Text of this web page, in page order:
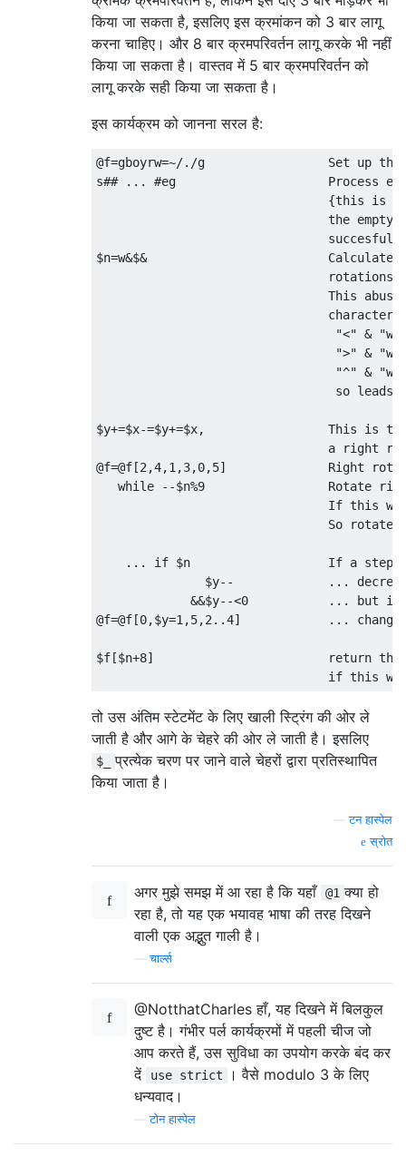
किया जा सकता है, इसलिए इस क्रमांकन को 3 बार लागू
करना चाहिए। और 8 बार क्रमपरिवर्तन लागू करके भी नहीं
किया जा सकता है। वास्तव में 5 बार क्रमपरिवर्तन को
लागू करके सही किया जा सकता है।
इस कार्यक्रम को जानना सरल है:
@f=gboyrw=~/./g                 Set up
s## ... #eg                     Process
{this is
the empty
succesful
$n=w&$&                         Calculate
This
"<" &
">" &
"^" &
so leads
$y+=$x-=$y+=$x,                 This is the
a right
@f=@f[2,4,1,3,0,5]              Right
while --$n%9                 Rotate
If this
So rotate
... if $n                   If a
$y--             ...
&&$y--<0           ... but
@f=@f[0,$y=1,5,2..4]            ... change
$f[$n+8]                        return the
तो उस अंतिम स्टेटमेंट के लिए खाली स्ट्रिंग की ओर ले
जाती है और आगे के चेहरे की ओर ले जाती है। इसलिए
$_
प्रत्येक चरण पर जाने वाले चेहरों द्वारा प्रतिस्थापित
किया जाता है।
—टन हास्पेल
स्रोत
अगर मुझे समझ में आ रहा है कि यहाँ @1 क्या हो
रहा है, तो यह एक भयावह भाषा की तरह दिखने
वाली एक अद्भुत गाली है।
—चार्ल्स
@NotthatCharles हाँ, यह दिखने में बिलकुल
दुष्ट है। गंभीर पर्ल कार्यक्रमों में पहली चीज जो
आप करते हैं, उस सुविधा का उपयोग करके बंद कर
दें
use strict
। वैसे modulo 3 के लिए
धन्यवाद।
—टोन हास्पेल